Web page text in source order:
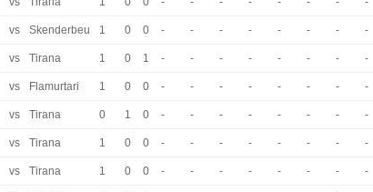
vs Skenderbeu 1 0 0 - - - - - - - -
vs Tirana 1 0 1 - - - - - - - -
vs Flamurtari 1 0 0 - - - - - - - -
vs Tirana 0 1 0 - - - - - - - -
vs Tirana 1 0 0 - - - - - - - -
vs Tirana 1 0 0 - - - - - - - -